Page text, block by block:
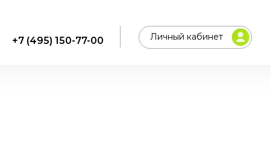
Личный кабинет
+7 (495) 150-77-00